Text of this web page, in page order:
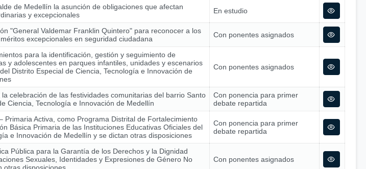
de Medellín la asunción de obligaciones que afectan
y excepcionales
En estudio
"General Valdemar Franklin Quintero" para reconocer a los
excepcionales en seguridad ciudadana
Con ponentes asignados
para la identificación, gestión y seguimiento de
y adolescentes en parques infantiles, unidades y escenarios
Distrito Especial de Ciencia, Tecnología e Innovación de
Con ponentes asignados
celebración de las festividades comunitarias del barrio Santo
Ciencia, Tecnología e Innovación de Medellín
Con ponencia para primer
debate repartida
Primaria Activa, como Programa Distrital de Fortalecimiento
Básica Primaria de las Instituciones Educativas Oficiales del
e Innovación de Medellín y se dictan otras disposiciones
Con ponencia para primer
debate repartida
Pública para la Garantía de los Derechos y la Dignidad
Sexuales, Identidades y Expresiones de Género No
Con ponentes asignados